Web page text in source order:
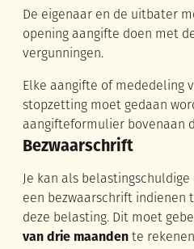
De eigenaar en de uitbater
opening aangifte doen met
vergunningen.
Elke aangifte of mededeling
stopzetting moet gedaan
aangifteformulier bovenaan
Bezwaarschrift
Je kan als
een bezwaarschrift indienen
deze belasting. Dit moet
van drie maanden te